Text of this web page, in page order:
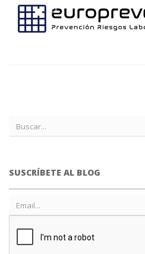
SUSCRÍBETE AL BLOG